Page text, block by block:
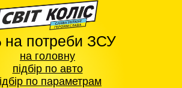
на потреби ЗСУ
на головну
підбір по авто
по параметрам